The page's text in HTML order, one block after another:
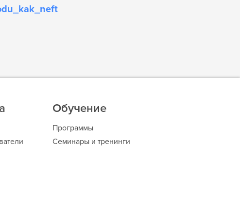
Обучение
Программы
Семинары и тренинги